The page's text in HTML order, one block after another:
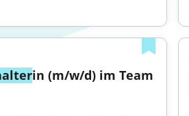
in (m/w/d) im Team